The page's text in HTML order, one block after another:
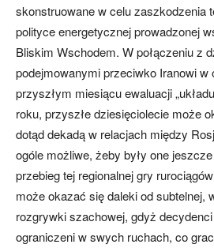
skonstruowane w celu zaszkodzenia
polityce energetycznej prowadzonej
Bliskim Wschodem. W połączeniu z
podejmowanymi przeciwko Iranowi w
przyszłym miesiącu ewaluacji
roku, przyszłe dziesięciolecie może
dotąd dekadą w relacjach między
ogóle możliwe, żeby były one
przebieg tej regionalnej gry
może okazać się daleki od subtelnej,
rozgrywki szachowej, gdyż
ograniczeni w swych ruchach, co